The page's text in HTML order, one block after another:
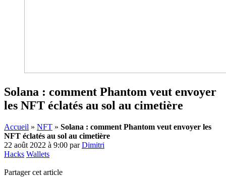
Solana : comment Phantom veut envoyer
les NFT éclatés au sol au cimetière
Accueil » NFT » Solana : comment Phantom veut envoyer les
NFT éclatés au sol au cimetière
22 août 2022 à 9:00 parDimitri
Hacks Wallets
Partager cet article